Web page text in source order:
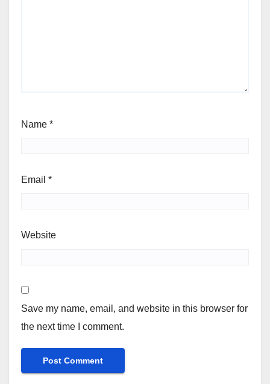
Name *
Email *
Website
Save my name, email, and website in this browser for
the next time I comment.